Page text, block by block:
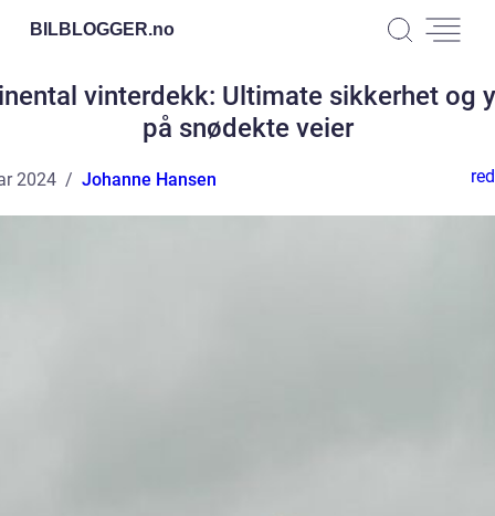
BILBLOGGER.no
vinterdekk: Ultimate sikkerhet og
på snødekte veier
2024 Johanne Hansen